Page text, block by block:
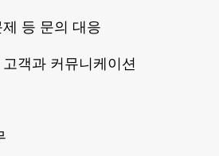
등 문의 대응
객과 커뮤니케이션